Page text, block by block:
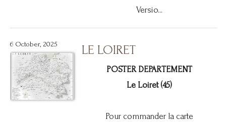
Versio...
6 October, 2025 LE LOIRET
POSTER DEPARTEMENT
Le Loiret (45)
Pour commander la carte